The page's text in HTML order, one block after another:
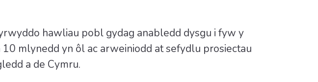
hawliau pobl gydag anabledd dysgu i fyw y
mlynedd yn ôl ac arweiniodd at sefydlu prosiectau
a de Cymru.